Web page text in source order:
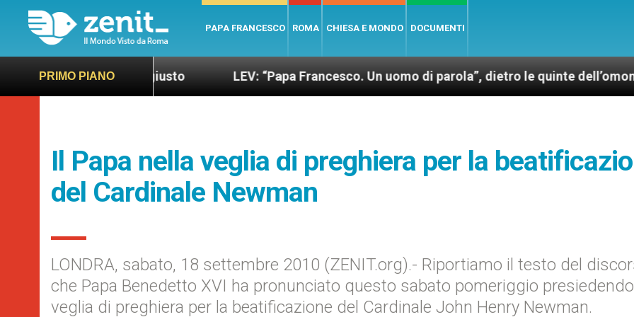
PAPA FRANCESCO ROMA CHIESA E MONDO DOCUMENTI
PRIMO PIANO
più sano e giusto LEV: “Papa Francesco. Un uomo di parola”, dietro le quinte dell’omonimo film di
Il Papa nella veglia di preghiera per la
del Cardinale Newman
LONDRA, sabato, 18 settembre 2010 (ZENIT.org).- Riportiamo il testo del
che Papa Benedetto XVI ha pronunciato questo sabato pomeriggio
veglia di preghiera per la beatificazione del Cardinale John Henry Newman.